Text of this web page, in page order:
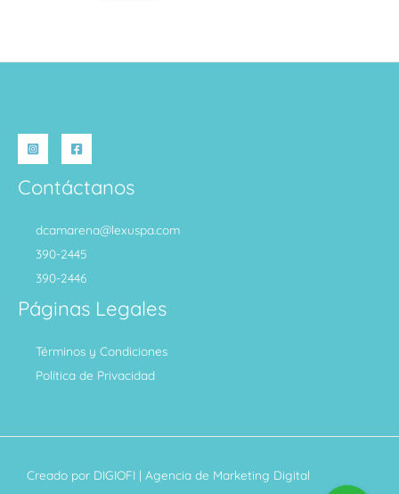
Contáctanos
dcamarena@lexuspa.com
390-2445
390-2446
Páginas Legales
Términos y Condiciones
Política de Privacidad
Creado por DIGIOFI | Agencia de Marketing Digital